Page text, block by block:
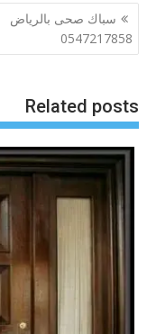
تصفّح
المقالات
سباك صحى بالرياض
0547217858
Related posts